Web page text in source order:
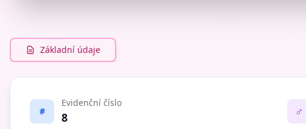
Základní údaje
#
Evidenční číslo
8 ♂️